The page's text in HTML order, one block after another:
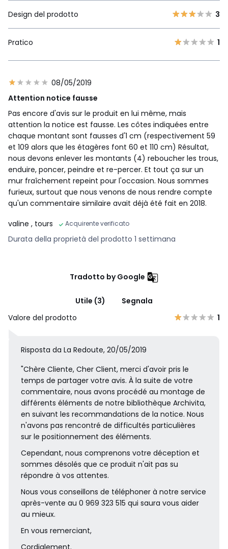
Design del prodotto 3
Pratico 1
08/05/2019
Attention notice fausse
Pas encore d'avis sur le produit en lui même, mais
attention la notice est fausse. Les côtes indiquées entre
chaque montant sont fausses d'1 cm (respectivement 59
et 109 alors que les étagères font 60 et 110 cm) Résultat,
nous devons enlever les montants (4) reboucher les trous,
enduire, poncer, peindre et re-percer. Et tout ça sur un
mur fraîchement repeint pour l'occasion. Nous sommes
furieux, surtout que nous venons de nous rendre compte
qu'un commentaire similaire avait déjà été fait en 2018.
valine , tours Acquirente verificato
Durata della proprietà del prodotto 1 settimana
Tradotto by Google
Utile (3)
Segnala
Valore del prodotto
1
Risposta da La Redoute, 20/05/2019
"Chère Cliente, Cher Client, merci d'avoir pris le
temps de partager votre avis. À la suite de votre
commentaire, nous avons procédé au montage de
différents éléments de notre bibliothèque Archivita,
en suivant les recommandations de la notice. Nous
n'avons pas rencontré de difficultés particulières
sur le positionnement des éléments.
Cependant, nous comprenons votre déception et
sommes désolés que ce produit n'ait pas su
répondre à vos attentes.
Nous vous conseillons de téléphoner à notre service
après-vente au 0 969 323 515 qui saura vous aider
au mieux.
En vous remerciant,